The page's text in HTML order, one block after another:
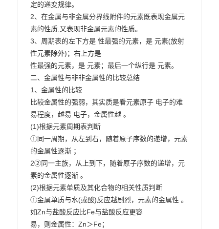
定的递变规律。
2、在金属与非金属分界线附件的元素既表现金属元
素的性质,又表现非金属元素的性质。
3、周期表的左下方是 性最强的元素，是 元素(放射
性元素除外)；右上方是
性最强的元素，是 元素；最后一个纵行是 元素。
二、金属性与非非金属性的比较总结
1、金属性的比较
比较金属性的强弱，其实质是看元素原子 电子的难
易程度，越易 电子，金属性越 。
(1)根据元素周期表判断
①同一周期，从左到右，随着原子序数的递增，元素
的金属性逐渐 ；
2②同一主族，从上到下，随着原子序数的递增，元
素的金属性逐渐 。
(2)根据元素单质及其化合物的相关性质判断
①金属单质与水(或酸)反应越剧烈，元素的金属性 。
如Zn与盐酸反应比Fe与盐酸反应更容
易，则金属性：Zn＞Fe；